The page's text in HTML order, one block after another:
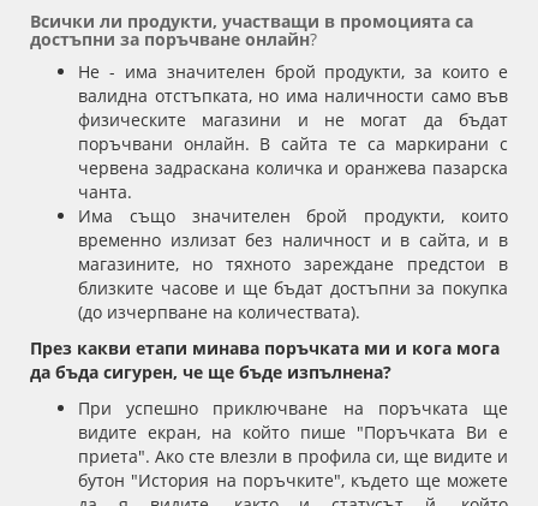
Всички ли продукти, участващи в промоцията са
достъпни за поръчване онлайн?
Не - има значителен брой продукти, за които е
валидна отстъпката, но има наличности само във
физическите магазини и не могат да бъдат
поръчвани онлайн. В сайта те са маркирани с
червена задраскана количка и оранжева пазарска
чанта.
Има също значителен брой продукти, които
временно излизат без наличност и в сайта, и в
магазините, но тяхното зареждане предстои в
близките часове и ще бъдат достъпни за покупка
(до изчерпване на количествата).
През какви етапи минава поръчката ми и кога мога
да бъда сигурен, че ще бъде изпълнена?
При успешно приключване на поръчката ще
видите екран, на който пише "Поръчката Ви е
приета". Ако сте влезли в профила си, ще видите и
бутон "История на поръчките", където ще можете